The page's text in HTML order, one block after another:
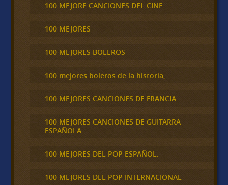
100 MEJORE CANCIONES DEL CINE
100 MEJORES
100 MEJORES BOLEROS
100 mejores boleros de la historia,
100 MEJORES CANCIONES DE FRANCIA
100 MEJORES CANCIONES DE GUITARRA
ESPAÑOLA
100 MEJORES DEL POP ESPAÑOL.
100 MEJORES DEL POP INTERNACIONAL